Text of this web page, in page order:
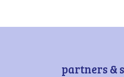
partners &